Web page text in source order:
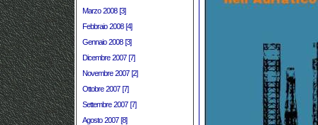
Marzo 2008 [3]
Febbraio 2008 [4]
Gennaio 2008 [3]
Dicembre 2007 [7]
Novembre 2007 [2]
Ottobre 2007 [7]
Settembre 2007 [7]
Agosto 2007 [8]